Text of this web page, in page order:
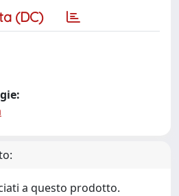
(DC)
a questo prodotto.